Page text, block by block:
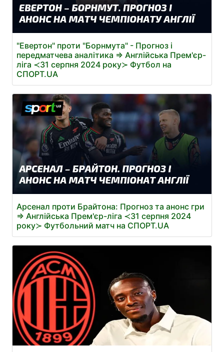
"Евертон" проти "Борнмута" - Прогноз і
передматчева аналітика ⇒ Англійська Прем'єр-
ліга ≺31 серпня 2024 року≻ Футбол на
СПОРТ.UA
Арсенал проти Брайтона: Прогноз та анонс гри
⇒ Англійська Прем'єр-ліга ≺31 серпня 2024
року≻ Футбольний матч на СПОРТ.UA